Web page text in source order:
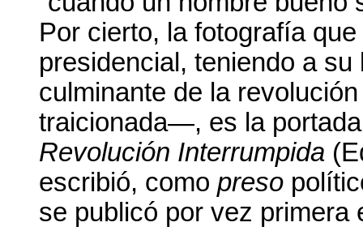
Por cierto, la fotografía
presidencial, teniendo a
culminante de la
traicionada—, es la
Revolución Interrumpida
escribió, como preso
se publicó por vez primera